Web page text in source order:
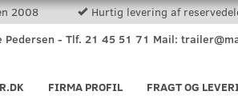
2008
Hurtig levering af
- Tlf. 21 45 51 71 Mail:
FRAGT OG
FIRMA PROFIL